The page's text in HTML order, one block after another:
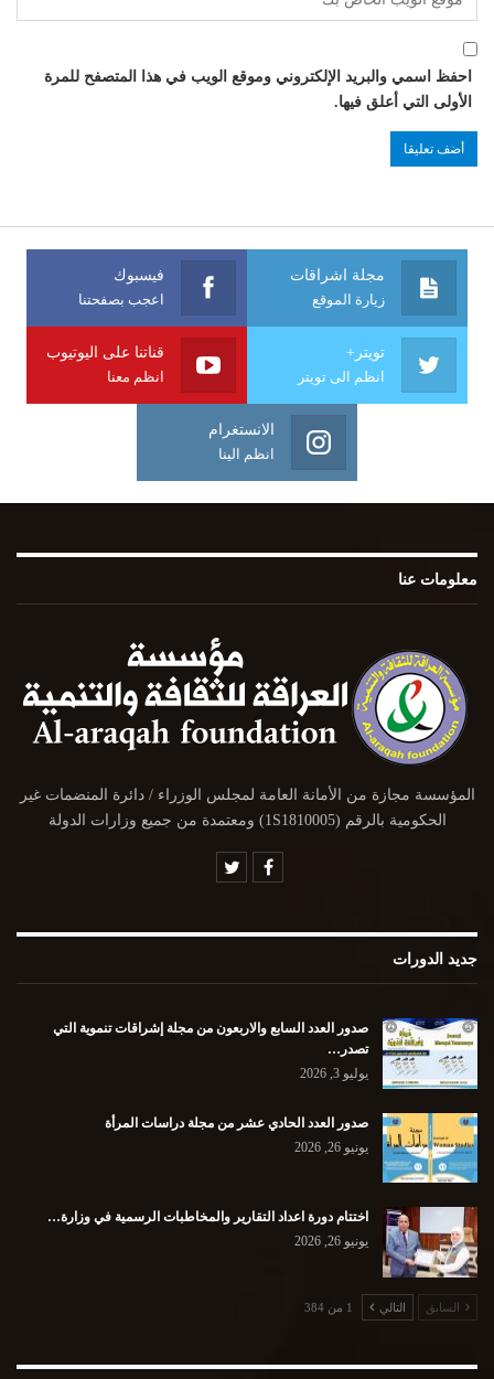
احفظ اسمي والبريد الإلكتروني وموقع الويب في هذا المتصفح للمرة
الأولى التي أعلق فيها.
مجلة اشراقات
زيارة الموقع
فيسبوك
اعجب بصفحتنا
تويتر+
انظم الى تويتر
قناتنا على اليوتيوب
انظم معنا
الانستغرام
انظم الينا
معلومات عنا
المؤسسة مجازة من الأمانة العامة لمجلس الوزراء / دائرة المنضمات غير
الحكومية بالرقم (1S1810005) ومعتمدة من جميع وزارات الدولة
جديد الدورات
صدور العدد السابع والاربعون من مجلة إشراقات تنموية التي
تصدر…
يوليو 3, 2026
صدور العدد الحادي عشر من مجلة دراسات المرأة
يونيو 26, 2026
اختتام دورة اعداد التقارير والمخاطبات الرسمية في وزارة…
يونيو 26, 2026
السابق التالي 1 من 384